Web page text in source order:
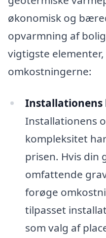
økonomisk og
opvarmning af
vigtigste
omkostningerne:
Installationens
Installationens
kompleksitet
prisen. Hvis
omfattende
forøge
tilpasset
som valg af